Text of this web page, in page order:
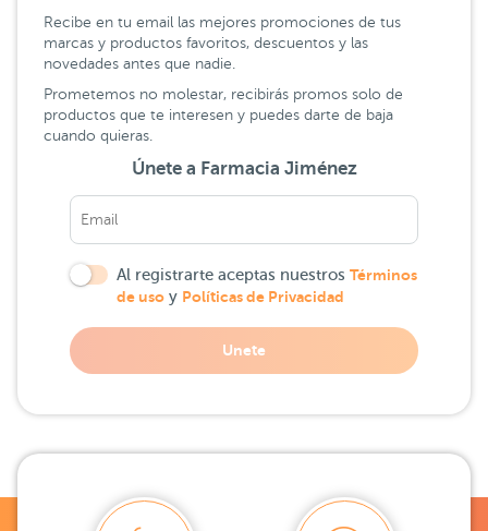
Recibe en tu email las mejores promociones de tus
marcas y productos favoritos, descuentos y las
novedades antes que nadie.
Prometemos no molestar, recibirás promos solo de
productos que te interesen y puedes darte de baja
cuando quieras.
Únete a Farmacia Jiménez
Al registrarte aceptas nuestros Términos
de uso y Políticas de Privacidad
Unete